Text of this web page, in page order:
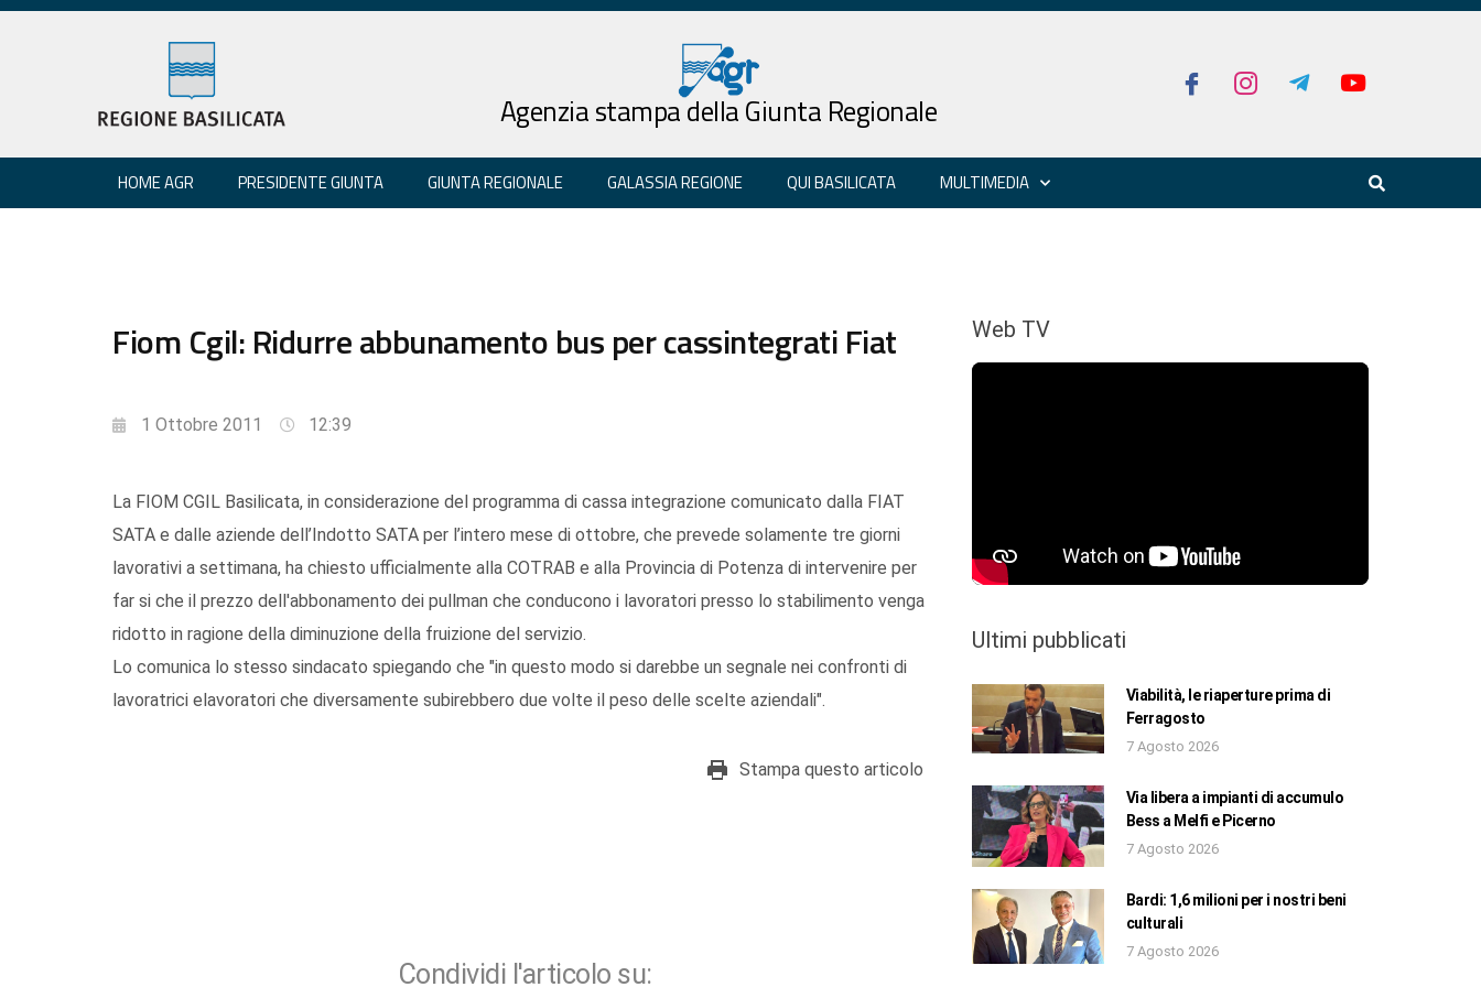
Agenzia stampa della Giunta Regionale
HOME AGR PRESIDENTE GIUNTA GIUNTA REGIONALE GALASSIA REGIONE QUI BASILICATA MULTIMEDIA
Fiom Cgil: Ridurre abbunamento bus per cassintegrati Fiat
1 Ottobre 2011 12:39
La FIOM CGIL Basilicata, in considerazione del programma di cassa integrazione comunicato dalla FIAT
SATA e dalle aziende dell’Indotto SATA per l’intero mese di ottobre, che prevede solamente tre giorni
lavorativi a settimana, ha chiesto ufficialmente alla COTRAB e alla Provincia di Potenza di intervenire per
far si che il prezzo dell'abbonamento dei pullman che conducono i lavoratori presso lo stabilimento venga
ridotto in ragione della diminuzione della fruizione del servizio.
Lo comunica lo stesso sindacato spiegando che "in questo modo si darebbe un segnale nei confronti di
lavoratrici elavoratori che diversamente subirebbero due volte il peso delle scelte aziendali".
Stampa questo articolo
Condividi l'articolo su:
Web TV
Ultimi pubblicati
Viabilità, le riaperture prima di
Ferragosto
7 Agosto 2026
Via libera a impianti di accumulo
Bess a Melfi e Picerno
7 Agosto 2026
Bardi: 1,6 milioni per i nostri beni
culturali
7 Agosto 2026